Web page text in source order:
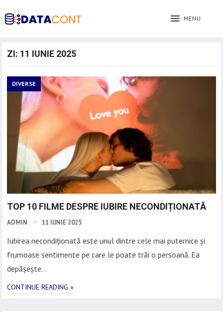
MENU
ZI: 11 IUNIE 2025
DIVERSE
TOP 10 FILME DESPRE IUBIRE NECONDIȚIONATĂ
ADMIN 11 IUNIE 2025
Iubirea necondiționată este unul dintre cele mai puternice și
frumoase sentimente pe care le poate trăi o persoană. Ea
depășește…
CONTINUE READING »